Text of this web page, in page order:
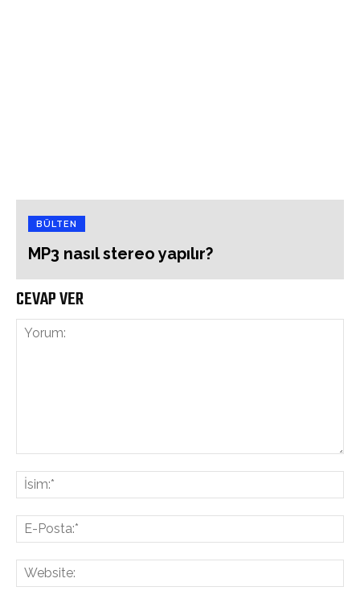
BÜLTEN
MP3 nasıl stereo yapılır?
CEVAP VER